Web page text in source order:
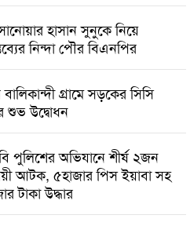
হাসান সুনুকে নিয়ে
নিন্দা পৌর বিএনপির
গ্রামে সড়কের সিসি
শুভ উদ্বোধন
পুলিশের অভিযানে শীর্ষ ২জন
আটক, ৫হাজার পিস ইয়াবা সহ
টাকা উদ্ধার